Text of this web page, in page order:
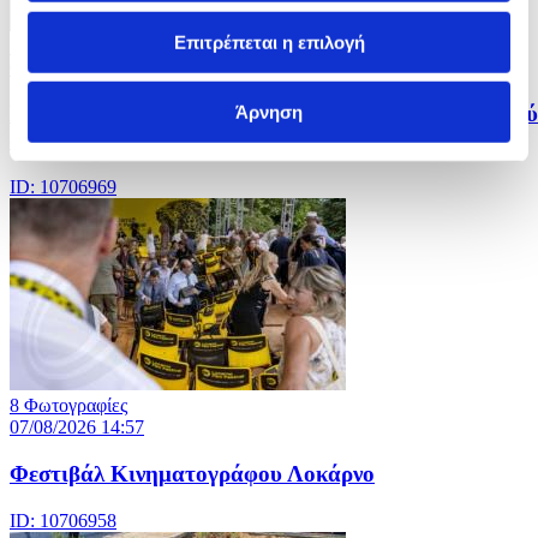
Επιτρέπεται η επιλογή
Άρνηση
07/08/2026 15:00
Nεκροί και τραυματίες σε επεισόδιο με
σε σχολείο στην Ταϊλάνδη
ID: 10706969
8 Φωτογραφίες
07/08/2026 14:57
Φεστιβάλ Κινηματογράφου Λοκάρνο
ID: 10706958